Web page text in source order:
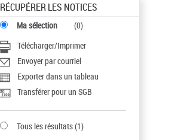
RÉCUPÉRER LES NOTICES
Ma sélection (0)
Télécharger/Imprimer
Envoyer par courriel
Exporter dans un tableau
Transférer pour un SGB
Tous les résultats(1)